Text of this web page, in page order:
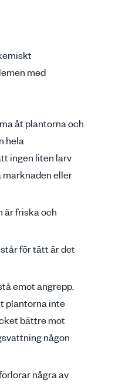
med
åt plantorna och
hela
ingen liten larv
marknaden eller
är friska och
för tätt är det
emot angrepp.
plantorna inte
bättre mot
någon
några av